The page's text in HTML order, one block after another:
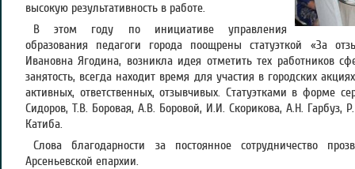
высокую результативность в работе.
В этом году по инициативе управления
образования педагоги города поощрены статуэткой «За
Ивановна Ягодина, возникла идея отметить тех работников
занятость, всегда находит время для участия в городских
активных, ответственных, отзывчивых. Статуэтками в форме
Сидоров, Т.В. Боровая, А.В. Боровой, И.И. Скорикова, А.Н. Гарбуз,
Катиба.
Слова благодарности за постоянное сотрудничество
Арсеньевской епархии.